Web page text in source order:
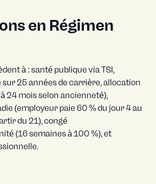
en Régimen
à : santé publique via TSI,
25 années de carrière, allocation
24 mois selon ancienneté),
(employeur paie 60 % du jour 4 au
du 21), congé
(16 semaines à 100 %), et